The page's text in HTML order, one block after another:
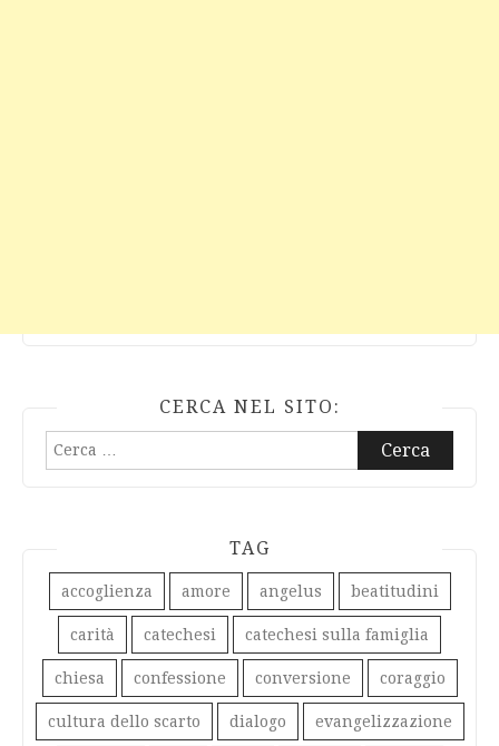
CERCA NEL SITO:
Ricerca
TAG
accoglienza amore angelus beatitudini
carità catechesi catechesi sulla famiglia
chiesa confessione conversione coraggio
cultura dello scarto dialogo evangelizzazione